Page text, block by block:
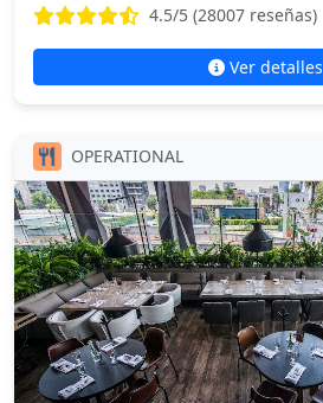
4.5/5 (28007 reseñas)
Ver detalles
OPERATIONAL